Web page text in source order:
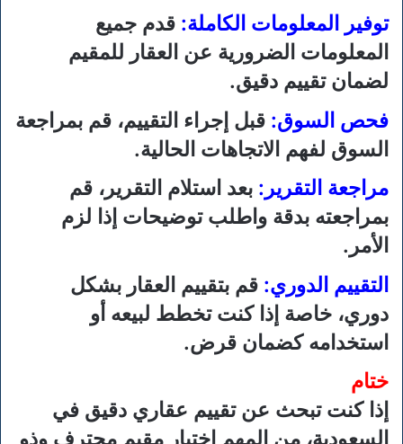
توفير المعلومات الكاملة: قدم جميع
المعلومات الضرورية عن العقار للمقيم
لضمان تقييم دقيق.
فحص السوق: قبل إجراء التقييم، قم بمراجعة
السوق لفهم الاتجاهات الحالية.
مراجعة التقرير: بعد استلام التقرير، قم
بمراجعته بدقة واطلب توضيحات إذا لزم
الأمر.
التقييم الدوري: قم بتقييم العقار بشكل
دوري، خاصة إذا كنت تخطط لبيعه أو
استخدامه كضمان قرض.
ختام
إذا كنت تبحث عن تقييم عقاري دقيق في
السعودية، من المهم اختيار مقيم محترف وذو